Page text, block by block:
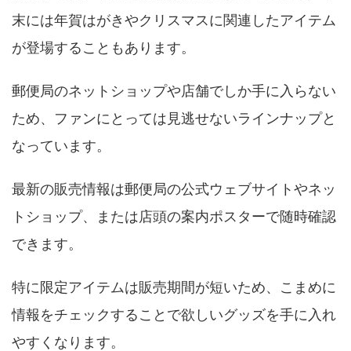
末には年賀はがきやクリスマスに関連したアイテム
が登場することもあります。
郵便局のネットショップや店舗でしか手に入らない
ため、ファンにとっては見逃せないラインナップと
なっています。
最新の販売情報は郵便局の公式ウェブサイトやネッ
トショップ、または店頭の案内ポスターで随時確認
できます。
特に限定アイテムは販売期間が短いため、こまめに
情報をチェックすることで欲しいグッズを手に入れ
やすくなります。